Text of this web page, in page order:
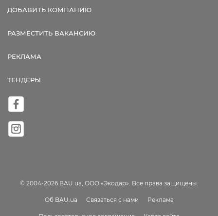
ДОБАВИТЬ КОМПАНИЮ
РАЗМЕСТИТЬ ВАКАНСИЮ
РЕКЛАМА
ТЕНДЕРЫ
© 2004-2026 BAU.ua, ООО «Экодар». Все права защищены.
Об BAU.ua Связаться с нами Реклама